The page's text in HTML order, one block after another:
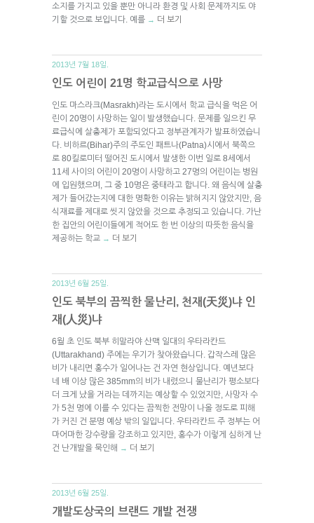
소지를 가지고 있을 뿐만 아니라 환경 및 사회 문제까지도 야
기할 것으로 보입니다. 예를 → 더 보기
2013년 7월 18일.
인도 어린이 21명 학교급식으로 사망
인도 마스라크(Masrakh)라는 도시에서 학교 급식을 먹은 어
린이 20명이 사망하는 일이 발생했습니다. 문제를 일으킨 무
료급식에 살충제가 포함되었다고 정부관계자가 발표하였습니
다. 비하르(Bihar)주의 주도인 패트나(Patna)시에서 북쪽으
로 80킬로미터 떨어진 도시에서 발생한 이번 일로 8세에서
11세 사이의 어린이 20명이 사망하고 27명의 어린이는 병원
에 입원했으며, 그 중 10명은 중태라고 합니다. 왜 음식에 살충
제가 들어갔는지에 대한 명확한 이유는 밝혀지지 않았지만, 음
식재료를 제대로 씻지 않았을 것으로 추정되고 있습니다. 가난
한 집안의 어린이들에게 적어도 한 번 이상의 따뜻한 음식을
제공하는 학교 → 더 보기
2013년 6월 25일.
인도 북부의 끔찍한 물난리, 천재(天災)냐 인
재(人災)냐
6월 초 인도 북부 히말라야 산맥 일대의 우타라칸드
(Uttarakhand) 주에는 우기가 찾아왔습니다. 갑작스레 많은
비가 내리면 홍수가 일어나는 건 자연 현상입니다. 예년보다
네 배 이상 많은 385mm의 비가 내렸으니 물난리가 평소보다
더 크게 났을 거라는 데까지는 예상할 수 있었지만, 사망자 수
가 5천 명에 이를 수 있다는 끔찍한 전망이 나올 정도로 피해
가 커진 건 분명 예상 밖의 일입니다. 우타라칸드 주 정부는 어
마어마한 강수량을 강조하고 있지만, 홍수가 이렇게 심하게 난
건 난개발을 묵인해 → 더 보기
2013년 6월 25일.
개발도상국의 브랜드 개발 전쟁